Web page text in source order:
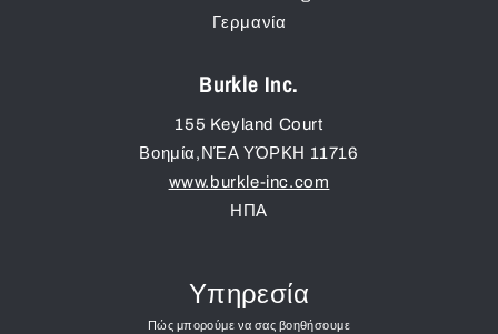
Γερμανία
Burkle Inc.
155 Keyland Court
Βοημία, ΝΈΑ ΥΌΡΚΗ 11716
www.burkle-inc.com
ΗΠΑ
Υπηρεσία
Πώς μπορούμε να σας βοηθήσουμε